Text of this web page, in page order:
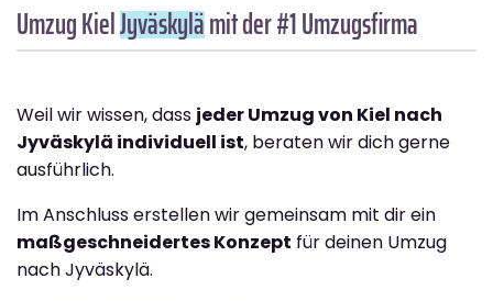
Umzug KielJyväskylämit der #1 Umzugsfirma
Weil wir wissen, dass jeder Umzug von Kiel nach
Jyväskylä individuell ist, beraten wir dich gerne
ausführlich.
Im Anschluss erstellen wir gemeinsam mit dir ein
maßgeschneidertes Konzept für deinen Umzug
nach Jyväskylä.